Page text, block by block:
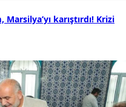
karıştırdı! Krizi